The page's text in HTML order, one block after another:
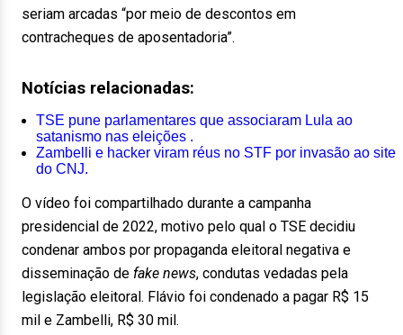
seriam arcadas “por meio de descontos em
contracheques de aposentadoria”.
Notícias relacionadas:
TSE pune parlamentares que associaram Lula ao
satanismo nas eleições .
Zambelli e hacker viram réus no STF por invasão ao site
do CNJ.
O vídeo foi compartilhado durante a campanha
presidencial de 2022, motivo pelo qual o TSE decidiu
condenar ambos por propaganda eleitoral negativa e
disseminação de fake news, condutas vedadas pela
legislação eleitoral. Flávio foi condenado a pagar R$ 15
mil e Zambelli, R$ 30 mil.